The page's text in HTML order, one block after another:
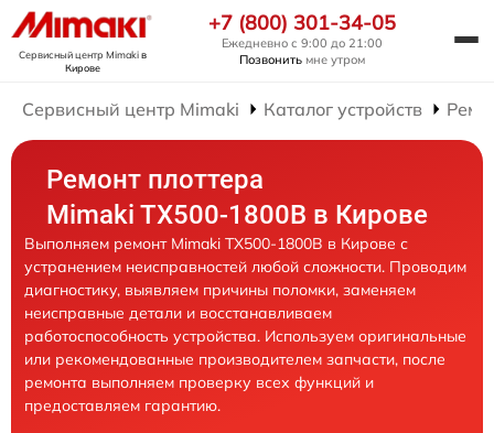
Сервисный центр Mimakiв
Кирове
+7 (800) 301-34-05
Ежедневно с 9:00 до 21:00
Позвонить мне утром
Сервисный центр Mimaki Каталог устройств
Ремонт плоттера
Mimaki TX500-1800B в Кирове
Выполняем ремонт Mimaki TX500-1800B в Кирове с
устранением неисправностей любой сложности. Проводим
диагностику, выявляем причины поломки, заменяем
неисправные детали и восстанавливаем
работоспособность устройства. Используем оригинальные
или рекомендованные производителем запчасти, после
ремонта выполняем проверку всех функций и
предоставляем гарантию.